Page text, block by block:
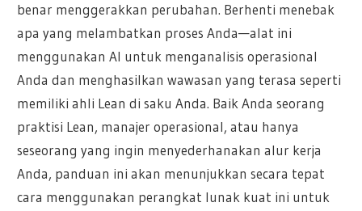
benar menggerakkan perubahan. Berhenti menebak
apa yang melambatkan proses Anda—alat ini
menggunakan AI untuk menganalisis operasional
Anda dan menghasilkan wawasan yang terasa seperti
memiliki ahli Lean di saku Anda. Baik Anda seorang
praktisi Lean, manajer operasional, atau hanya
seseorang yang ingin menyederhanakan alur kerja
Anda, panduan ini akan menunjukkan secara tepat
cara menggunakan perangkat lunak kuat ini untuk